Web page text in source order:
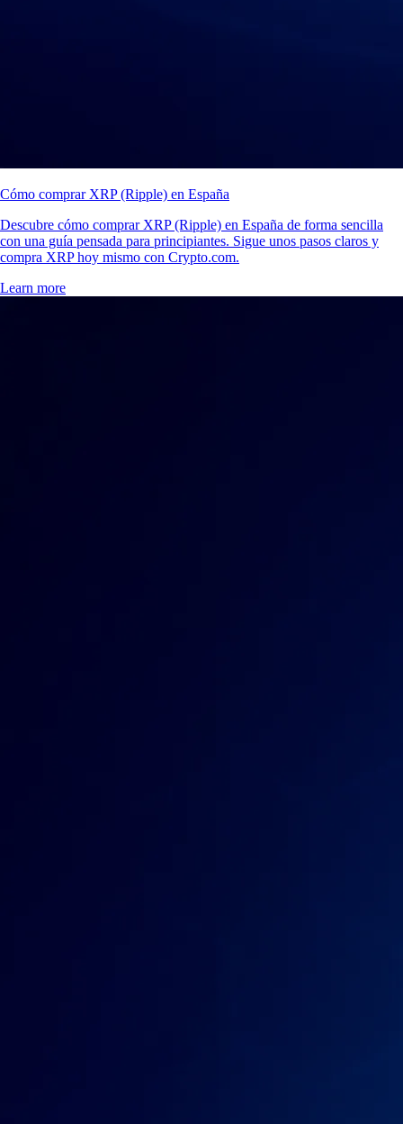
Cómo comprar XRP (Ripple) en España
Descubre cómo comprar XRP (Ripple) en España de forma sencilla
con una guía pensada para principiantes. Sigue unos pasos claros y
compra XRP hoy mismo con Crypto.com.
Learn more